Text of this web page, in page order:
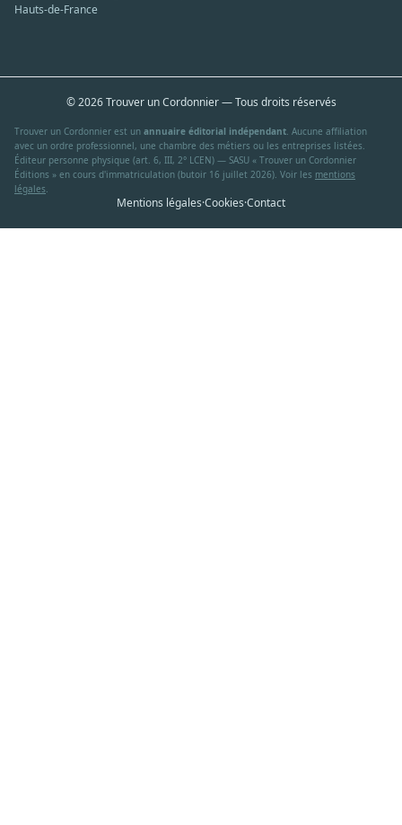
Hauts-de-France
© 2026 Trouver un Cordonnier — Tous droits réservés
Trouver un Cordonnier est un annuaire éditorial indépendant. Aucune affiliation
avec un ordre professionnel, une chambre des métiers ou les entreprises listées.
Éditeur personne physique (art. 6, III, 2° LCEN) — SASU « Trouver un Cordonnier
Éditions » en cours d'immatriculation (butoir 16 juillet 2026). Voir les mentions
légales.
Mentions légales·Cookies·Contact